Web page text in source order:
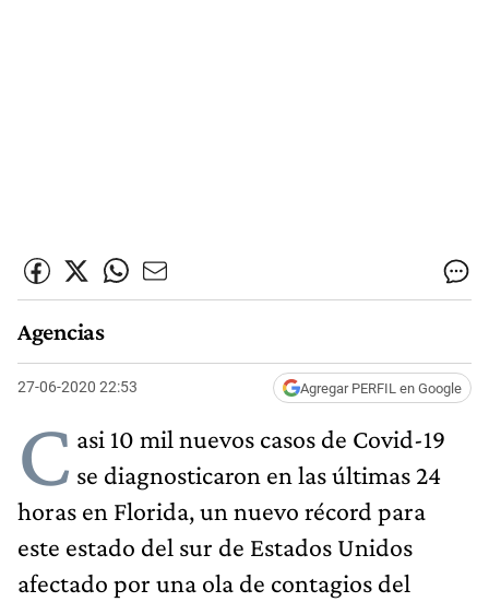
Agencias
27-06-2020 22:53 Agregar PERFIL en Google
C asi 10 mil nuevos casos de Covid-19
se diagnosticaron en las últimas 24
horas en Florida, un nuevo récord para
este estado del sur de Estados Unidos
afectado por una ola de contagios del